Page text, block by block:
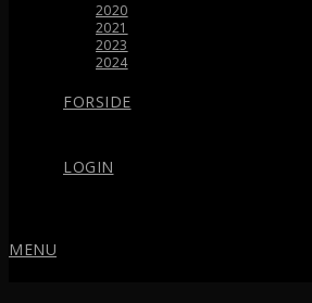
2020
2021
2023
2024
FORSIDE
LOGIN
MENU